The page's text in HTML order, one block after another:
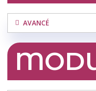
AVANCÉ